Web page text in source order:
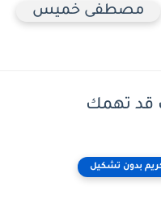
مصطفى خميس
قد تهمك
بدون تشكيل